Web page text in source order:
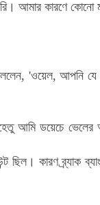
আমার কারণে কোনো
'ওয়েল, আপনি যে
আমি ডয়েচে
ছিল। কারণব্র্যাক